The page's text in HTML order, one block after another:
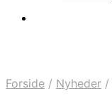
Forside / Nyheder /